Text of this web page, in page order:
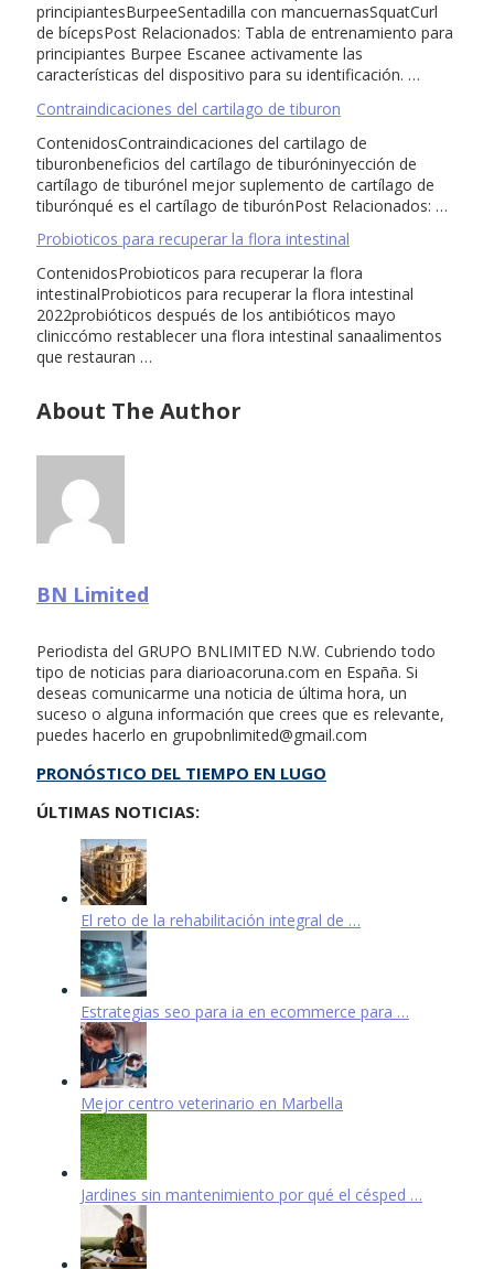
principiantesBurpeeSentadilla con mancuernasSquatCurl
de bícepsPost Relacionados: Tabla de entrenamiento para
principiantes Burpee Escanee activamente las
características del dispositivo para su identificación. …
Contraindicaciones del cartilago de tiburon
ContenidosContraindicaciones del cartilago de
tiburonbeneficios del cartílago de tiburóninyección de
cartílago de tiburónel mejor suplemento de cartílago de
tiburónqué es el cartílago de tiburónPost Relacionados: …
Probioticos para recuperar la flora intestinal
ContenidosProbioticos para recuperar la flora
intestinalProbioticos para recuperar la flora intestinal
2022probióticos después de los antibióticos mayo
cliniccómo restablecer una flora intestinal sanaalimentos
que restauran …
About The Author
BN Limited
Periodista del GRUPO BNLIMITED N.W. Cubriendo todo
tipo de noticias para diarioacoruna.com en España. Si
deseas comunicarme una noticia de última hora, un
suceso o alguna información que crees que es relevante,
puedes hacerlo en grupobnlimited@gmail.com
PRONÓSTICO DEL TIEMPO EN LUGO
ÚLTIMAS NOTICIAS:
El reto de la rehabilitación integral de …
Estrategias seo para ia en ecommerce para …
Mejor centro veterinario en Marbella
Jardines sin mantenimiento por qué el césped …